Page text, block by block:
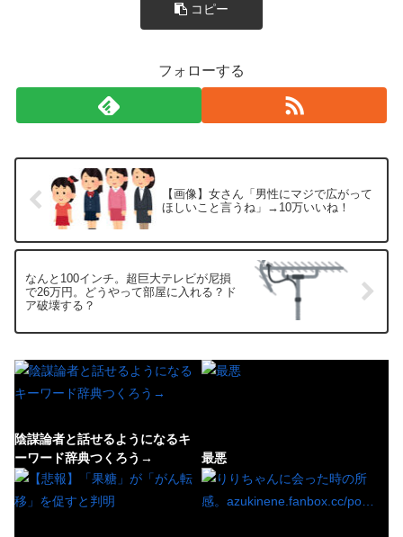
コピー
フォローする
【画像】女さん「男性にマジで広がって
ほしいこと言うね」→10万いいね！
なんと100インチ。超巨大テレビが尼損
で26万円。どうやって部屋に入れる？ド
ア破壊する？
陰謀論者と話せるようになるキ
ーワード辞典つくろう→
最悪